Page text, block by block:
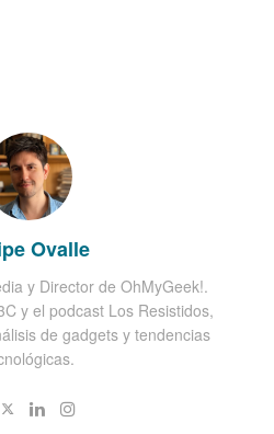
Ovalle
y Director de OhMyGeek!.
y el podcast Los Resistidos,
de gadgets y tendencias